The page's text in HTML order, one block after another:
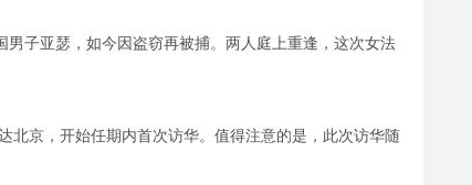
子亚瑟，如今因盗窃再被捕。两人庭上重逢，这次女法
北京，开始任期内首次访华。值得注意的是，此次访华随